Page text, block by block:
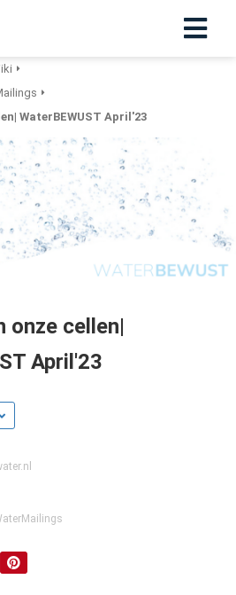
WaterBEWUST April'23
onze cellen|
April'23